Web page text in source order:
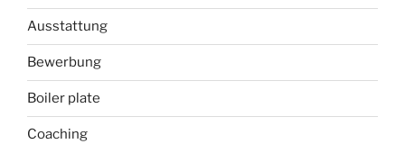
Ausstattung
Bewerbung
Boiler plate
Coaching